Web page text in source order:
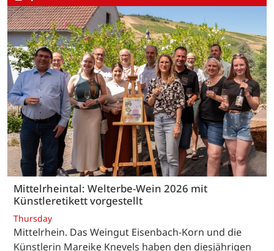
Mittelrheintal: Welterbe-Wein 2026 mit
Künstleretikett vorgestellt
Thursday
Mittelrhein. Das Weingut Eisenbach-Korn und die
Künstlerin Mareike Knevels haben den diesjährigen